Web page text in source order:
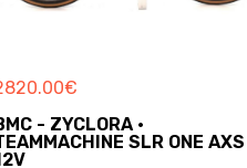
1064.00€
MENDIZ - ZYCLORA · F6
BICI DA CORSA